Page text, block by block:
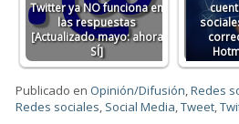
Twitter ya NO funciona en
las respuestas
[Actualizado mayo: ahora
SÍ]
Publicado en Opinión/Difusión,Redes
Redes sociales, Social Media,Tweet,